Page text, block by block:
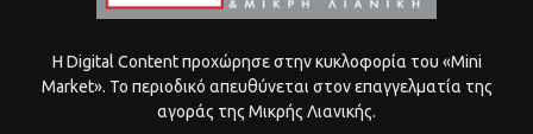
Η Digital Content προχώρησε στην κυκλοφορία του «Mini
Market». Το περιοδικό απευθύνεται στον επαγγελματία της
αγοράς της Μικρής Λιανικής.